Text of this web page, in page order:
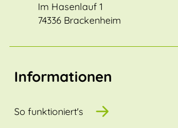
Im Hasenlauf 1
74336 Brackenheim
Informationen
So funktioniert's